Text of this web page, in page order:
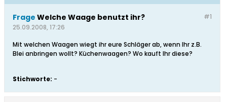
#1
Frage Welche Waage benutzt ihr?
25.09.2008, 17:26
Mit welchen Waagen wiegt ihr eure Schläger ab, wenn Ihr z.B.
Blei anbringen wollt? Küchenwaagen? Wo kauft Ihr diese?
Stichworte: -